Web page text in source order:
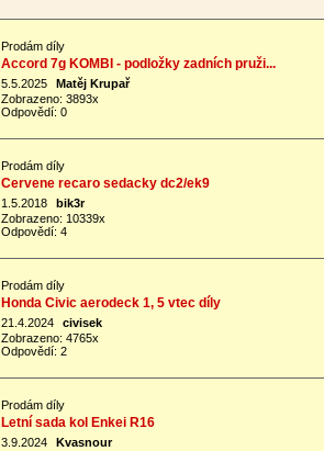
Prodám díly
Accord 7g KOMBI - podložky zadních pruži...
5.5.2025
Matěj Krupař
Zobrazeno: 3893x
Odpovědí: 0
Prodám díly
Cervene recaro sedacky dc2/ek9
1.5.2018
bik3r
Zobrazeno: 10339x
Odpovědí: 4
Prodám díly
Honda Civic aerodeck 1, 5 vtec díly
21.4.2024
civisek
Zobrazeno: 4765x
Odpovědí: 2
Prodám díly
Letní sada kol Enkei R16
3.9.2024
Kvasnour